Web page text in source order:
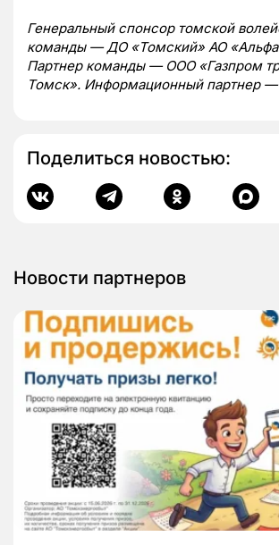
Генеральный спонсор томской
команды — ДО «Томский» АО «Альфа
Партнер команды — ООО «Газпром
Томск». Информационный партнер —
Поделиться новостью:
Новости партнеров